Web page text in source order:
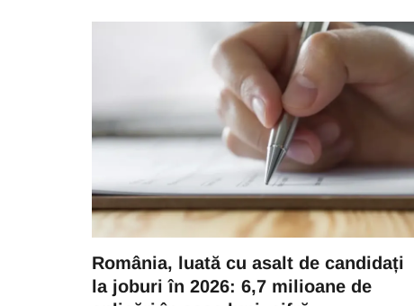
România, luată cu asalt de candidați
la joburi în 2026: 6,7 milioane de